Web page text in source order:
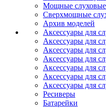
Мощные
Сверхмощные
Архив моделей
Аксессуары для
Аксессуары для
Аксессуары для
Аксессуары для
Аксессуары для
Аксессуары для
Аксессуары для
Ресиверы
Батарейки